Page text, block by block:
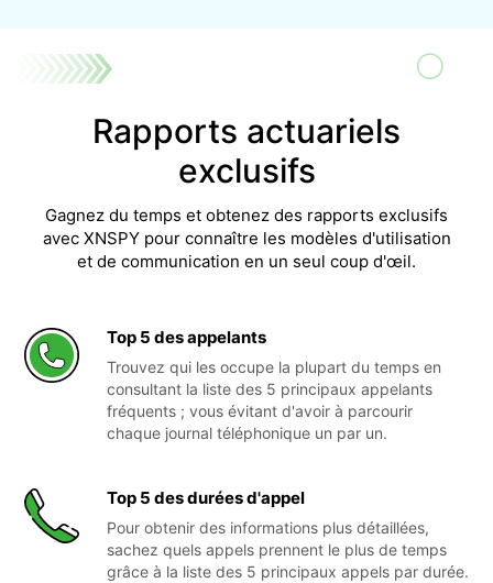
Rapports actuariels
exclusifs
Gagnez du temps et obtenez des rapports exclusifs
avec XNSPY pour connaître les modèles d'utilisation
et de communication en un seul coup d'œil.
Top 5 des appelants
Trouvez qui les occupe la plupart du temps en
consultant la liste des 5 principaux appelants
fréquents ; vous évitant d'avoir à parcourir
chaque journal téléphonique un par un.
Top 5 des durées d'appel
Pour obtenir des informations plus détaillées,
sachez quels appels prennent le plus de temps
grâce à la liste des 5 principaux appels par durée.